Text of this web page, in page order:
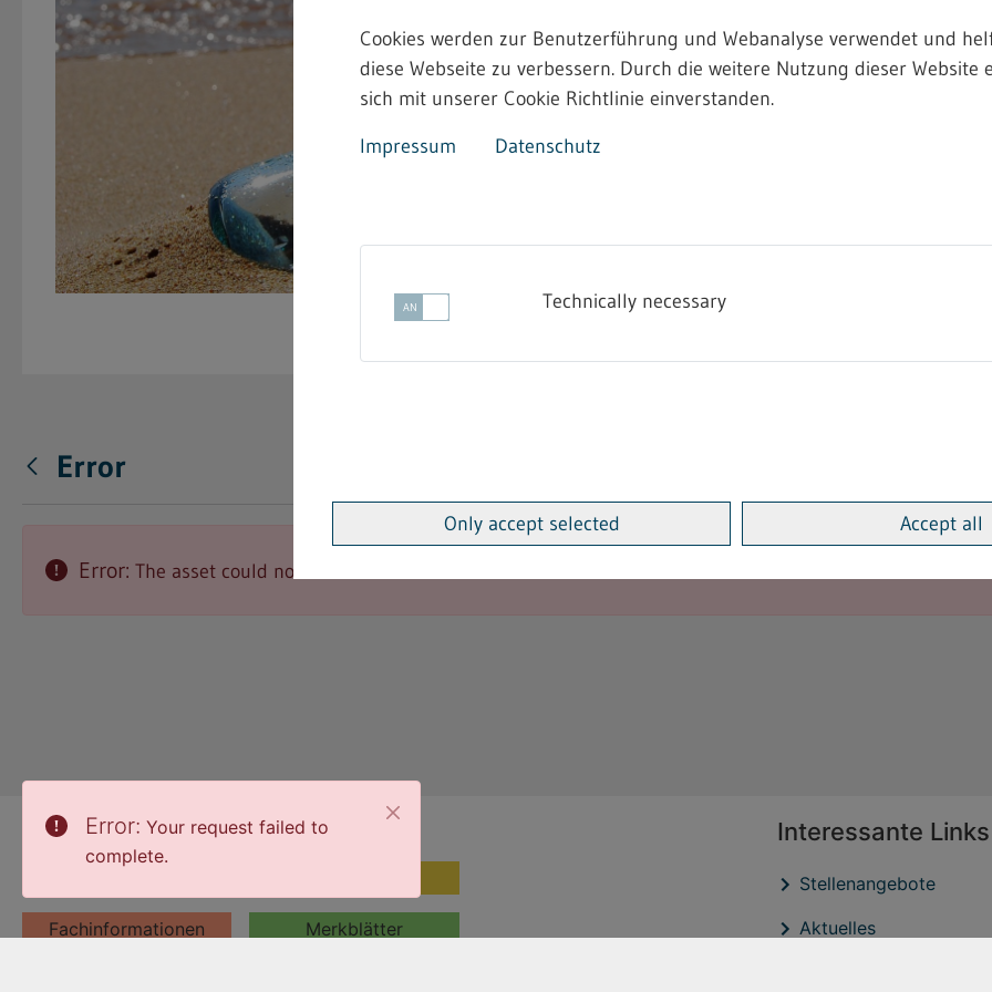
Error
Error: The asset could not be found.
Cookies werden zur Benutzerführung und Webanalyse verwendet und
diese Webseite zu verbessern. Durch die weitere Nutzung dieser Website
sich mit unserer Cookie Richtlinie einverstanden.
Impressum
Datenschutz
Technically necessary
Only accept selected Accept all
Themen
Fachinformationen Merkblätter
Interessante Links
Stellenangebote
Aktuelles
Error: Your request failed to
complete.